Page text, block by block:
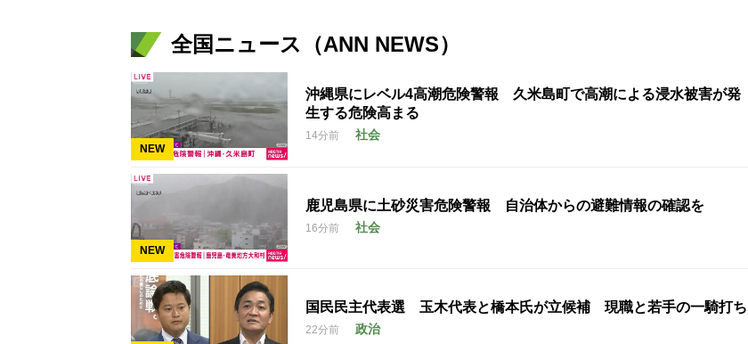
全国ニュース（ANN NEWS）
NEW
沖縄県にレベル4高潮危険警報 久米島町で高潮による浸水被害が発
生する危険高まる
14分前 社会
NEW
鹿児島県に土砂災害危険警報 自治体からの避難情報の確認を
16分前 社会
国民民主代表選 玉木代表と橋本氏が立候補 現職と若手の一騎打ち
22分前 政治